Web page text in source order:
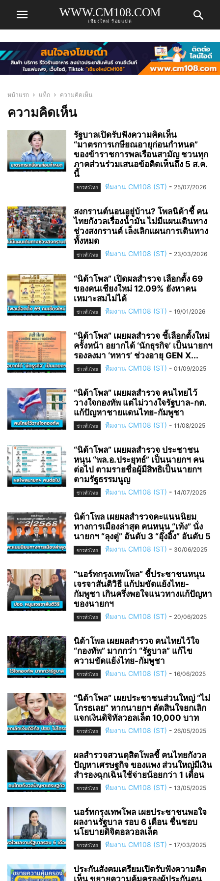
WWW.CM108.COM
เชียงใหม่ ร้อยแปด
หน้าแรก แท็ก ความคิดเห็น
ความคิดเห็น
รัฐบาลเปิดรับฟังความคิดเห็น
“มาตรการเกษียณอายุก่อนกำหนด”
ของข้าราชการพลเรือนสามัญ ชวนทุก
ภาคส่วนร่วมเสนอข้อคิดเห็นถึง 5 ส.ค.
นี้
ข่าวทั่วไทย ทีมงาน CM108 (ST) - 25/07/2026
สงกรานต์นอนอยู่บ้าน? โพลนิด้าชี้ คน
ไทยกังวลเรื่องน้ำมัน ไม่มีแผนเดินทาง
ช่วงสงกรานต์ เล็งเลิกแผนการเดินทาง
ทั้งหมด
ข่าวทั่วไทย ทีมงาน CM108 (ST) - 23/03/2026
“นิด้าโพล” เปิดผลสำรวจ เลือกตั้ง 69
ของคนเชียงใหม่ 12.09% ยังหาคน
เหมาะสมไม่ได้
ข่าวทั่วไทย ทีมงาน CM108 (ST) - 19/01/2026
“นิด้าโพล” เผยผลสำรวจ ชี้เลือกตั้งใหม่
ครั้งหน้า อยากได้ ‘นักธุรกิจ’ เป็นนายกฯ
รองลงมา ‘ทหาร’ ช่วงอายุ GEN X...
ข่าวทั่วไทย ทีมงาน CM108 (ST) - 01/09/2025
“นิด้าโพล” เผยผลสำรวจ คนไทยไว้
วางใจกองทัพ แต่ไม่วางใจรัฐบาล-กต.
แก้ปัญหาชายแดนไทย-กัมพูชา
ข่าวทั่วไทย ทีมงาน CM108 (ST) - 11/08/2025
“นิด้าโพล” เผยผลสำรวจ ประชาชน
หนุน “พล.อ.ประยุทธ์” เป็นนายกฯ คน
ต่อไป ตามรายชื่อผู้มีสิทธิเป็นนายกฯ
ตามรัฐธรรมนูญ
ข่าวทั่วไทย ทีมงาน CM108 (ST) - 14/07/2025
นิด้าโพล เผยผลสำรวจคะแนนนิยม
ทางการเมืองล่าสุด คนหนุน “เท้ง” นั่ง
นายกฯ “ลุงตู่” อันดับ 3 “อุ๊งอิ๊ง” อันดับ 5
ข่าวทั่วไทย ทีมงาน CM108 (ST) - 30/06/2025
“นอร์ทกรุงเทพโพล” ชี้ประชาชนหนุน
เจรจาสันติวิธี แก้ปมขัดแย้งไทย-
กัมพูชา เกินครึ่งพอใจแนวทางแก้ปัญหา
ของนายกฯ
ข่าวทั่วไทย ทีมงาน CM108 (ST) - 20/06/2025
นิด้าโพล เผยผลสำรวจ คนไทยไว้ใจ
“กองทัพ” มากกว่า “รัฐบาล” แก้ไข
ความขัดแย้งไทย-กัมพูชา
ข่าวทั่วไทย ทีมงาน CM108 (ST) - 16/06/2025
“นิด้าโพล” เผยประชาชนส่วนใหญ่ “ไม่
โกรธเลย” หากนายกฯ ตัดสินใจยกเลิก
แจกเงินดิจิทัลวอลเล็ต 10,000 บาท
ข่าวทั่วไทย ทีมงาน CM108 (ST) - 26/05/2025
ผลสำรวจสวนดุสิตโพลชี้ คนไทยกังวล
ปัญหาเศรษฐกิจ ของแพง ส่วนใหญ่มีเงิน
สำรองฉุกเฉินใช้จ่ายน้อยกว่า 1 เดือน
ข่าวทั่วไทย ทีมงาน CM108 (ST) - 13/05/2025
นอร์ทกรุงเทพโพล เผยประชาชนพอใจ
ผลงานรัฐบาล รอบ 6 เดือน ชื่นชอบ
นโยบายดิจิตอลวอลเล็ต
ข่าวทั่วไทย ทีมงาน CM108 (ST) - 17/03/2025
ประกันสังคมเตรียมเปิดรับฟังความคิด